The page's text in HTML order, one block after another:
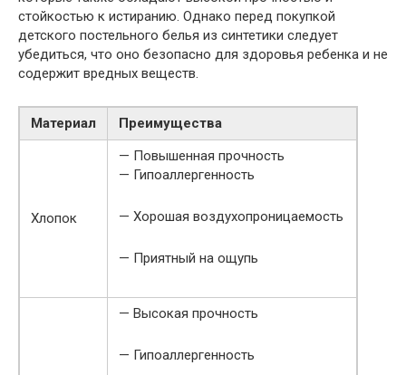
стойкостью к истиранию. Однако перед покупкой
детского постельного белья из синтетики следует
убедиться, что оно безопасно для здоровья ребенка и не
содержит вредных веществ.
Материал Преимущества
Хлопок
— Повышенная прочность
— Гипоаллергенность
— Хорошая воздухопроницаемость
— Приятный на ощупь
— Высокая прочность
— Гипоаллергенность